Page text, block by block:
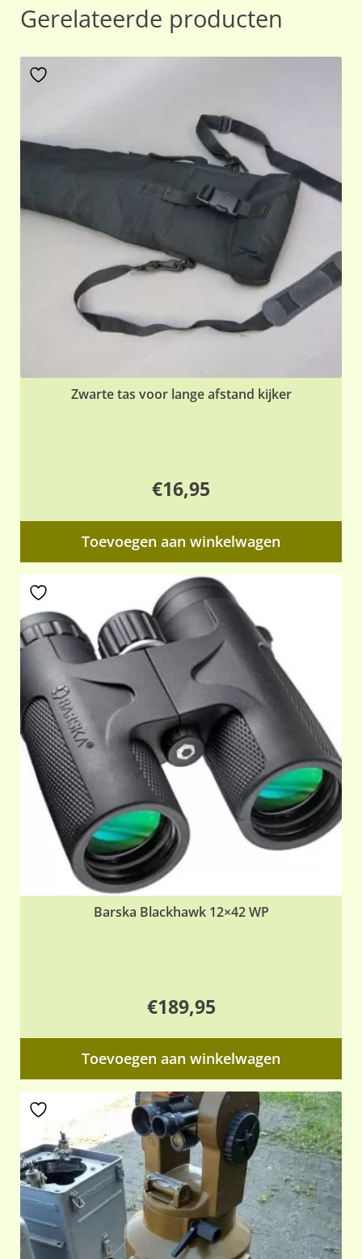
Gerelateerde producten
Zwarte tas voor lange afstand kijker
€16,95
Toevoegen aan winkelwagen
Barska Blackhawk 12×42 WP
€189,95
Toevoegen aan winkelwagen